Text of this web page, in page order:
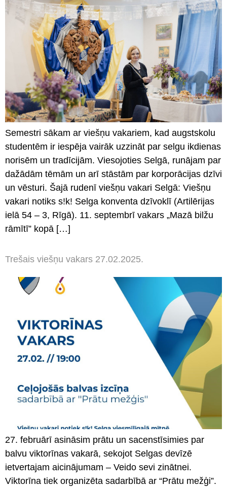
Semestri sākam ar viešņu vakariem, kad augstskolu
studentēm ir iespēja vairāk uzzināt par selgu ikdienas
norisēm un tradīcijām. Viesojoties Selgā, runājam par
dažādām tēmām un arī stāstām par korporācijas dzīvi
un vēsturi. Šajā rudenī viešņu vakari Selgā: Viešņu
vakari notiks s!k! Selga konventa dzīvoklī (Artilērijas
ielā 54 – 3, Rīgā). 11. septembrī vakars „Mazā bilžu
rāmītī” kopā […]
Trešais viešņu vakars 27.02.2025.
27. februārī asināsim prātu un sacenstīsimies par
balvu viktorīnas vakarā, sekojot Selgas devīzē
ietvertajam aicinājumam – Veido sevi zinātnei.
Viktorīna tiek organizēta sadarbībā ar “Prātu mežģi”.